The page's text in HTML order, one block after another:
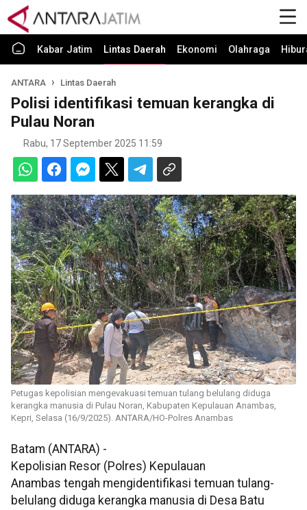
Kabar Jatim Lintas Daerah Ekonomi Olahraga
ANTARA Lintas Daerah
Polisi identifikasi temuan kerangka di
Pulau Noran
Rabu, 17 September 2025 11:59
Petugas kepolisian mengevakuasi temuan tulang belulang diduga
kerangka manusia di Pulau Noran, Kabupaten Kepulauan Anambas,
Kepri, Selasa (16/9/2025). ANTARA/HO-Polres Anambas
Batam (ANTARA) -
Kepolisian Resor (Polres) Kepulauan
Anambas tengah mengidentifikasi temuan tulang-
belulang diduga kerangka manusia di Desa Batu